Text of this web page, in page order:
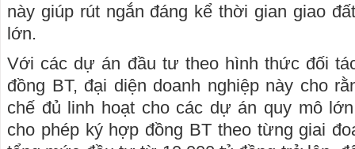
này giúp rút ngắn đáng kể thời gian giao
lớn.
Với các dự án đầu tư theo hình thức đối
đồng BT, đại diện doanh nghiệp này cho
chế đủ linh hoạt cho các dự án quy mô
cho phép ký hợp đồng BT theo từng giai